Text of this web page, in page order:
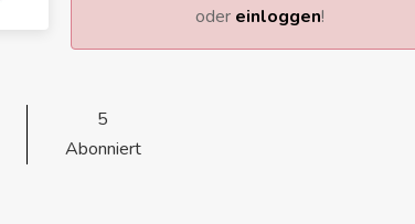
oder einloggen!
5
Abonniert